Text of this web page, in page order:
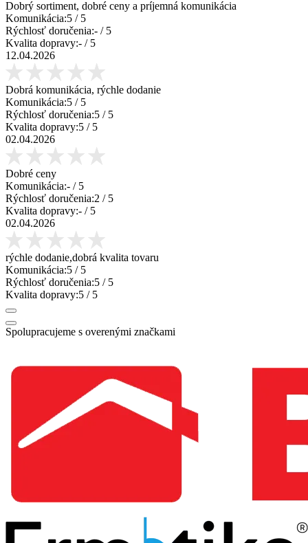
Dobrý sortiment, dobré ceny a príjemná komunikácia
Komunikácia:5 / 5
Rýchlosť doručenia:- / 5
Kvalita dopravy:- / 5
12.04.2026
Dobrá komunikácia, rýchle dodanie
Komunikácia:5 / 5
Rýchlosť doručenia:5 / 5
Kvalita dopravy:5 / 5
02.04.2026
Dobré ceny
Komunikácia:- / 5
Rýchlosť doručenia:2 / 5
Kvalita dopravy:- / 5
02.04.2026
rýchle dodanie,dobrá kvalita tovaru
Komunikácia:5 / 5
Rýchlosť doručenia:5 / 5
Kvalita dopravy:5 / 5
Spolupracujeme s overenými značkami